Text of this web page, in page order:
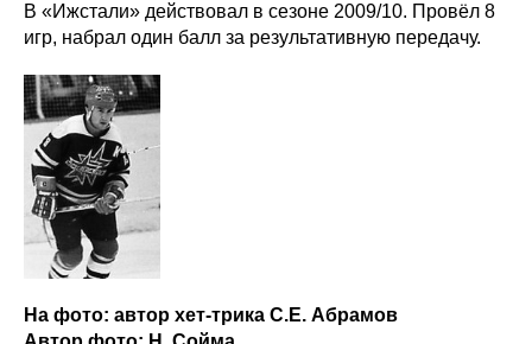
В «Ижстали» действовал в сезоне 2009/10. Провёл 8
игр, набрал один балл за результативную передачу.
На фото: автор хет-трика С.Е. Абрамов